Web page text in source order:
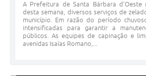
A Prefeitura de Santa Bárbara d’Oeste
desta semana, diversos serviços de
município. Em razão do período
intensificadas para garantir a
públicos. As equipes de capinação e
avenidas Isaías Romano,...